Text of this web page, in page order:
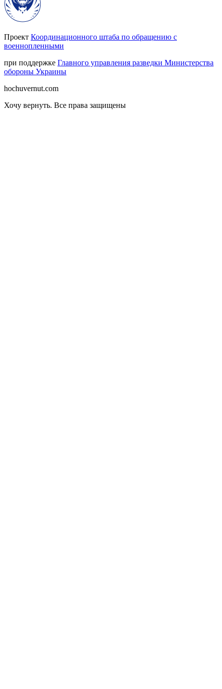
Проект Координационного штаба по обращению с
военнопленными
при поддержке Главного управления разведки Министерства
обороны Украины
hochuvernut.com
Хочу вернуть. Все права защищены